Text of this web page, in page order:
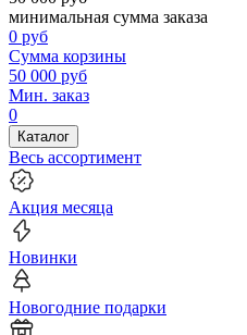
минимальная сумма заказа
0 руб
Сумма корзины
50 000 руб
Мин. заказ
0
Каталог
Весь ассортимент
Акция месяца
Новинки
Новогодние подарки